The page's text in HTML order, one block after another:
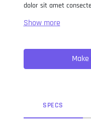
dolor sit amet
when an unknown
not only five
typesetting, remaining
popularised in the
SPECS